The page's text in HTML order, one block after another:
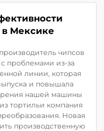
в Мексике
чипсов
проблемами из-за
линии, которая
и повышала
нашей машины
тортильи компания
Новая
производственную